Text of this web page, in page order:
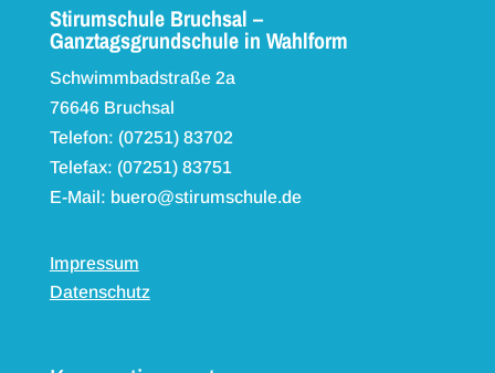
Stirumschule Bruchsal –
Ganztagsgrundschule in Wahlform
Schwimmbadstraße 2a
76646 Bruchsal
Telefon: (07251) 83702
Telefax: (07251) 83751
E-Mail: buero@stirumschule.de
Impressum
Datenschutz